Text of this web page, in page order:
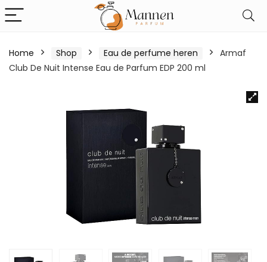
Home Shop Eau de perfume heren
Armaf
Club De Nuit Intense Eau de Parfum EDP 200 ml